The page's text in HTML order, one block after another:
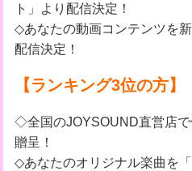
ト」より配信決定！
◇あなたの動画コンテンツを
配信決定！
【ランキング3位の方】
◇全国のJOYSOUND直営店
贈呈！
◇あなたのオリジナル楽曲を